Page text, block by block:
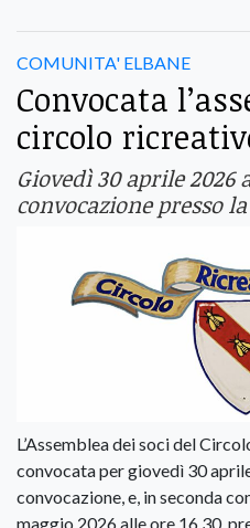
COMUNITA' ELBANE
Convocata
circolo
Giovedì 30 aprile 2026
convocazione presso
L’Assemblea dei soci del
convocata per giovedì 30
convocazione, e, in seconda
maggio 2026 alle ore 16,30,